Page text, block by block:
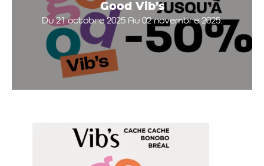
Good Vib’s
Du 21 octobre 2025 Au 02 novembre 2025.